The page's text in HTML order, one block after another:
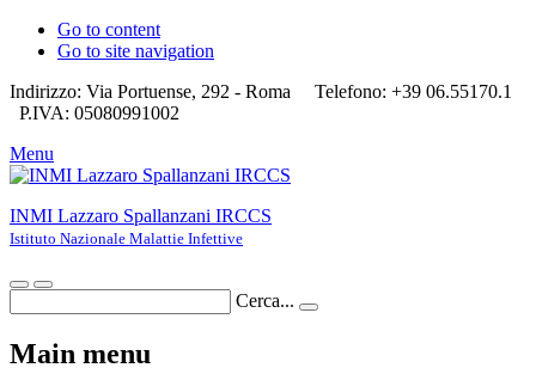
Go to content
Go to site navigation
Indirizzo: Via Portuense, 292 - Roma Telefono: +39 06.55170.1
P.IVA: 05080991002
Menu
INMI Lazzaro Spallanzani IRCCS
Istituto Nazionale Malattie Infettive
Cerca...
Main menu